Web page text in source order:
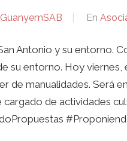
En
Antonio y su entorno.
su entorno. Hoy
de manualidades. Será
cargado de actividades